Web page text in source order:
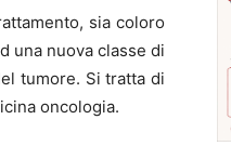
sia coloro
una nuova classe di
tumore. Si tratta di
oncologia.